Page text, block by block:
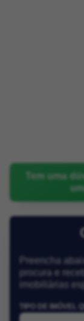
Tem uma
Preencha
procura e
imobiliárias
TIPO DE IMÓVEL